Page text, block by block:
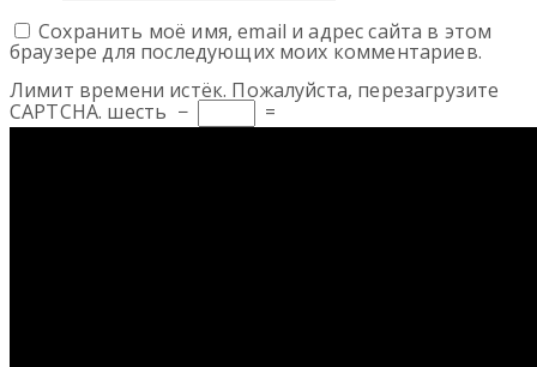
Сохранить моё имя, email и адрес сайта в этом
браузере для последующих моих комментариев.
Лимит времени истёк. Пожалуйста, перезагрузите
CAPTCHA. шесть − =